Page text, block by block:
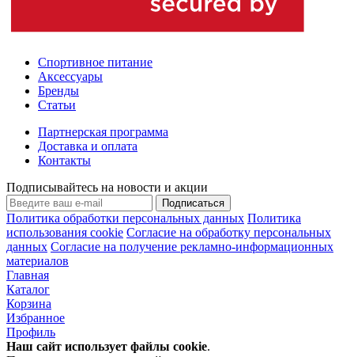
Спортивное питание
Аксессуары
Бренды
Статьи
Партнерская программа
Доставка и оплата
Контакты
Подписывайтесь на новости и акции
Подписаться
Политика обработки персональных данных Политика
использования cookie Согласие на обработку персональных
данных Согласие на получение рекламно-информационных
материалов
Главная
Каталог
Корзина
Избранное
Профиль
Наш сайт использует файлы cookie.